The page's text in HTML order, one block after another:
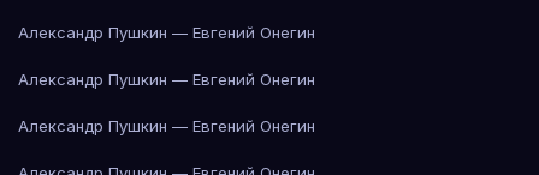
Александр Пушкин — Евгений Онегин
Александр Пушкин — Евгений Онегин
Александр Пушкин — Евгений Онегин